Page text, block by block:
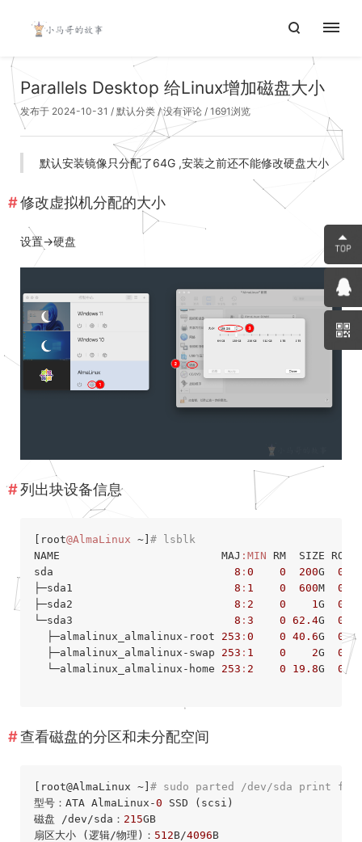
Parallels Desktop 给Linux增加磁盘大小
发布于 2024-10-31 / 默认分类 /没有评论 / 1691浏览
默认安装镜像只分配了64G ,安装之前还不能修改硬盘大小
修改虚拟机分配的大小
设置->硬盘
列出块设备信息
[root@AlmaLinux ~] # lsblk
NAME
MAJ :MIN RM SIZE RO
sda 8 : 0 0 200G 0
├─sda1 8 : 1 0 600M 0
├─sda2 8 : 2 0 1 G 0
└─sda3 8 : 3 0 62.4G 0
  ├─almalinux_almalinux-root
253 : 0 0 40.6G 0
  ├─almalinux_almalinux-swap
253 : 1 0 2G 0
  └─almalinux_almalinux-home
253 : 2 0 19.8G 0
查看磁盘的分区和未分配空间
[root@AlmaLinux ~] # sudo parted /dev/sda print
型号：ATA AlmaLinux-0 SSD (scsi)
磁盘 /dev/sda： 215GB
扇区大小 (逻辑/物理)： 512B/4096B